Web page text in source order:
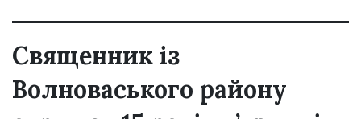
Священник із
Волноваського району